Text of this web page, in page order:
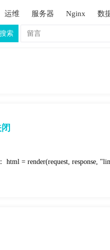
搜索
运维 服务器 Nginx 数
= render(request, response,